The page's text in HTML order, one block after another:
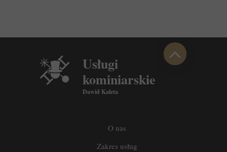
Usługi
kominiarskie
Dawid Kaleta
O nas
Zakres usług